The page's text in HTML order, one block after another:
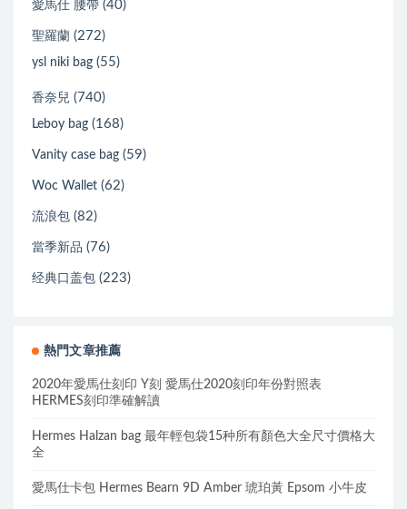
愛馬仕 腰帶 (40)
聖羅蘭 (272)
ysl niki bag (55)
香奈兒 (740)
Leboy bag (168)
Vanity case bag (59)
Woc Wallet (62)
流浪包 (82)
當季新品 (76)
经典口盖包 (223)
熱門文章推薦
2020年愛馬仕刻印 Y刻 愛馬仕2020刻印年份對照表
HERMES刻印準確解讀
Hermes Halzan bag 最年輕包袋15种所有顏色大全尺寸價格大
全
愛馬仕卡包 Hermes Bearn 9D Amber 琥珀黃 Epsom 小牛皮